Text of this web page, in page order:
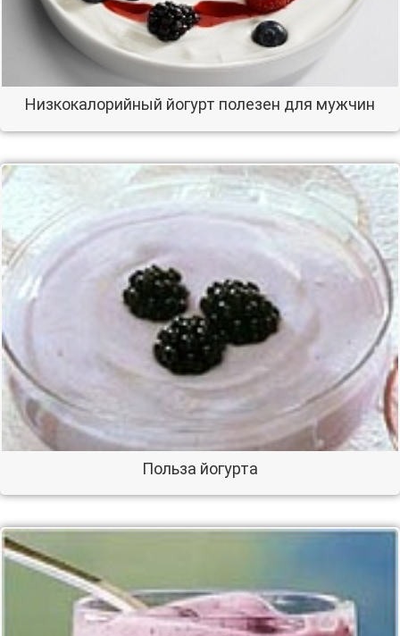
Низкокалорийный йогурт полезен для мужчин
Польза йогурта